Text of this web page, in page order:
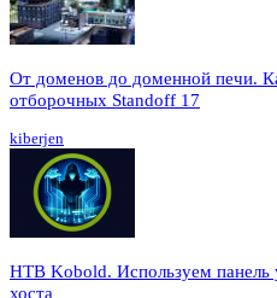
От доменов до доменной печи.
отборочных Standoff 17
kiberjen
HTB Kobold. Используем панель
хоста